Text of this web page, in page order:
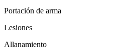
Portación de arma
Lesiones
Allanamiento